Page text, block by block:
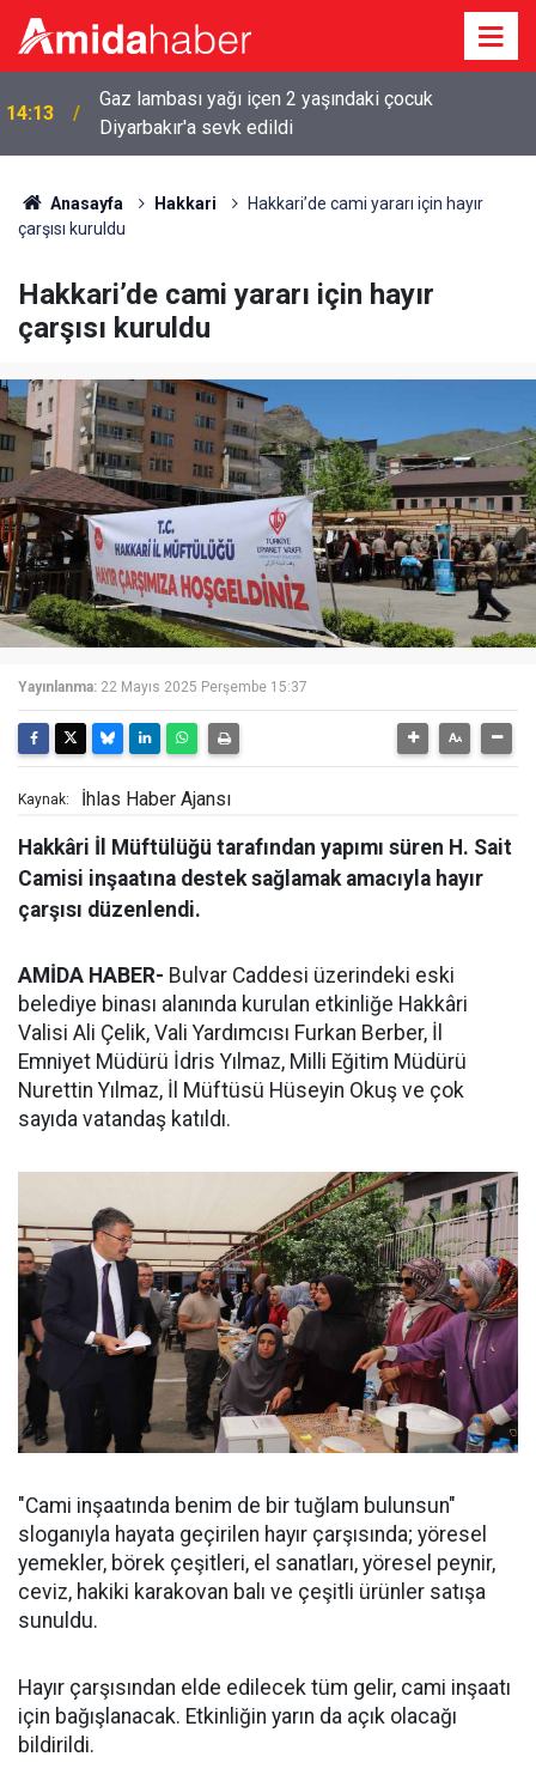
14:13
Gaz lambası yağı içen 2 yaşındaki çocuk
Diyarbakır'a sevk edildi
Anasayfa Hakkari
Hakkari’de cami yararı için hayır
çarşısı kuruldu
Hakkari’de cami yararı için hayır
çarşısı kuruldu
Yayınlanma: 22 Mayıs 2025 Perşembe 15:37
Kaynak: İhlas Haber Ajansı
Hakkâri İl Müftülüğü tarafından yapımı süren H. Sait
Camisi inşaatına destek sağlamak amacıyla hayır
çarşısı düzenlendi.
AMİDA HABER- Bulvar Caddesi üzerindeki eski
belediye binası alanında kurulan etkinliğe Hakkâri
Valisi Ali Çelik, Vali Yardımcısı Furkan Berber, İl
Emniyet Müdürü İdris Yılmaz, Milli Eğitim Müdürü
Nurettin Yılmaz, İl Müftüsü Hüseyin Okuş ve çok
sayıda vatandaş katıldı.
"Cami inşaatında benim de bir tuğlam bulunsun"
sloganıyla hayata geçirilen hayır çarşısında; yöresel
yemekler, börek çeşitleri, el sanatları, yöresel peynir,
ceviz, hakiki karakovan balı ve çeşitli ürünler satışa
sunuldu.
Hayır çarşısından elde edilecek tüm gelir, cami inşaatı
için bağışlanacak. Etkinliğin yarın da açık olacağı
bildirildi.